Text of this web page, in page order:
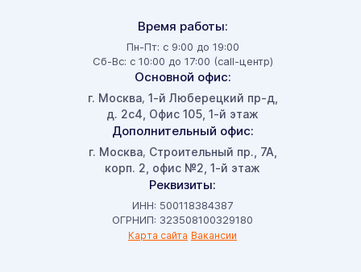
Время работы:
Пн-Пт: с 9:00 до 19:00
Сб-Вс: с 10:00 до 17:00 (call-центр)
Основной офис:
г. Москва, 1-й Люберецкий пр-д,
д. 2с4, Офис 105, 1-й этаж
Дополнительный офис:
г. Москва, Строительный пр., 7А,
корп. 2, офис №2, 1-й этаж
Реквизиты:
ИНН: 500118384387
ОГРНИП: 323508100329180
Карта сайта Вакансии